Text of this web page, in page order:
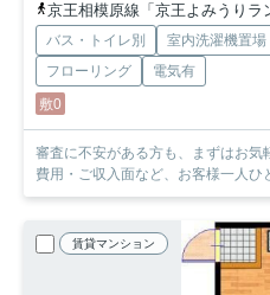
京王相模原線「京王よみうりラ
バス・トイレ別 室内洗濯機置場
フローリング
電気有
敷0
審査に不安がある方も、まずはお気軽にご相
費用・ご収入面など、お客様一人ひ
賃貸マンション